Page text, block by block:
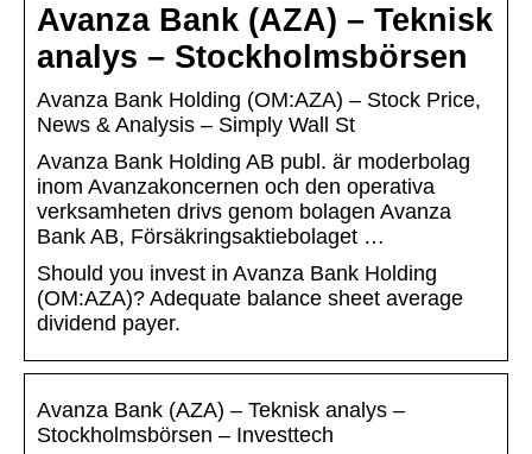
Avanza Bank (AZA) – Teknisk
analys – Stockholmsbörsen
Avanza Bank Holding (OM:AZA) – Stock Price,
News & Analysis – Simply Wall St
Avanza Bank Holding AB publ. är moderbolag
inom Avanzakoncernen och den operativa
verksamheten drivs genom bolagen Avanza
Bank AB, Försäkringsaktiebolaget …
Should you invest in Avanza Bank Holding
(OM:AZA)? Adequate balance sheet average
dividend payer.
Avanza Bank (AZA) – Teknisk analys –
Stockholmsbörsen – Investtech